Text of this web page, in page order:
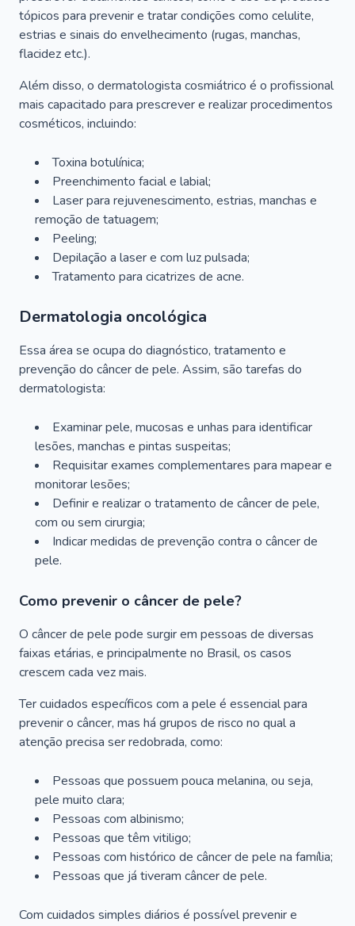
tópicos para prevenir e tratar condições como celulite,
estrias e sinais do envelhecimento (rugas, manchas,
flacidez etc.).
Além disso, o dermatologista cosmiátrico é o profissional
mais capacitado para prescrever e realizar procedimentos
cosméticos, incluindo:
Toxina botulínica;
Preenchimento facial e labial;
Laser para rejuvenescimento, estrias, manchas e
remoção de tatuagem;
Peeling;
Depilação a laser e com luz pulsada;
Tratamento para cicatrizes de acne.
Dermatologia oncológica
Essa área se ocupa do diagnóstico, tratamento e
prevenção do câncer de pele. Assim, são tarefas do
dermatologista:
Examinar pele, mucosas e unhas para identificar
lesões, manchas e pintas suspeitas;
Requisitar exames complementares para mapear e
monitorar lesões;
Definir e realizar o tratamento de câncer de pele,
com ou sem cirurgia;
Indicar medidas de prevenção contra o câncer de
pele.
Como prevenir o câncer de pele?
O câncer de pele pode surgir em pessoas de diversas
faixas etárias, e principalmente no Brasil, os casos
crescem cada vez mais.
Ter cuidados específicos com a pele é essencial para
prevenir o câncer, mas há grupos de risco no qual a
atenção precisa ser redobrada, como:
Pessoas que possuem pouca melanina, ou seja,
pele muito clara;
Pessoas com albinismo;
Pessoas que têm vitiligo;
Pessoas com histórico de câncer de pele na família;
Pessoas que já tiveram câncer de pele.
Com cuidados simples diários é possível prevenir e